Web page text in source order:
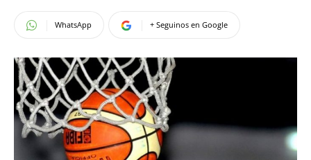
WhatsApp + Seguinos en Google